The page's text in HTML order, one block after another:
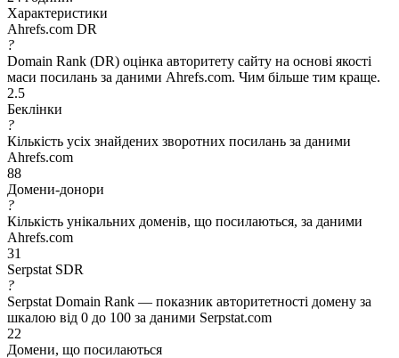
Характеристики
Ahrefs.com DR
?
Domain Rank (DR) оцінка авторитету сайту на основі якості
маси посилань за даними Ahrefs.com. Чим більше тим краще.
2.5
Беклінки
?
Кількість усіх знайдених зворотних посилань за даними
Ahrefs.com
88
Домени-донори
?
Кількість унікальних доменів, що посилаються, за даними
Ahrefs.com
31
Serpstat SDR
?
Serpstat Domain Rank — показник авторитетності домену за
шкалою від 0 до 100 за даними Serpstat.com
22
Домени, що посилаються